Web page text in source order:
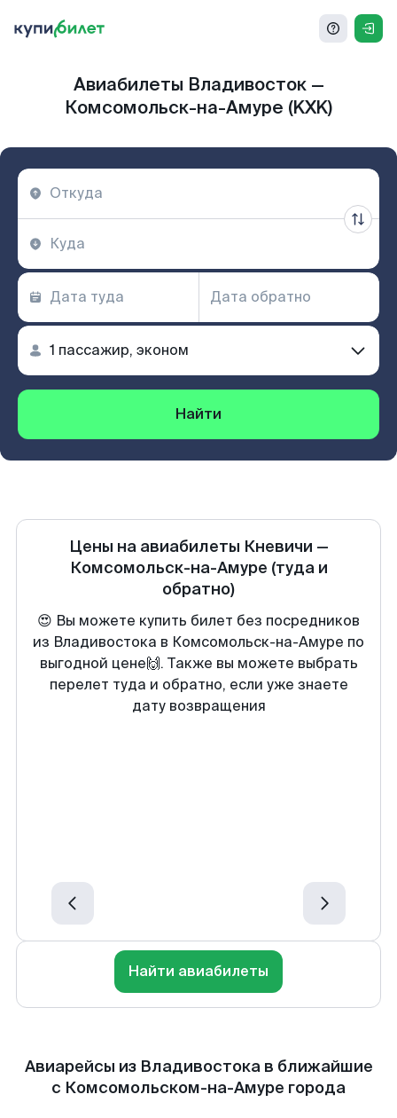
Авиабилеты Владивосток —
Комсомольск-на-Амуре (KXK)
Найти
Цены на авиабилеты Кневичи —
Комсомольск-на-Амуре (туда и
обратно)
😍 Вы можете купить билет без посредников
из Владивостока в Комсомольск-на-Амуре по
выгодной цене🙌. Также вы можете выбрать
перелет туда и обратно, если уже знаете
дату возвращения
Найти авиабилеты
Авиарейсы из Владивостока в ближайшие
с Комсомольском-на-Амуре города